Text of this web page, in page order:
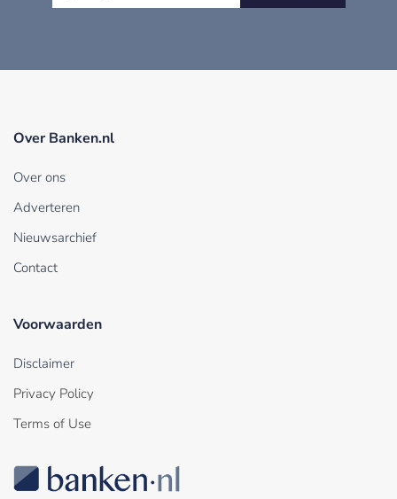
Over Banken.nl
Over ons
Adverteren
Nieuwsarchief
Contact
Voorwaarden
Disclaimer
Privacy Policy
Terms of Use